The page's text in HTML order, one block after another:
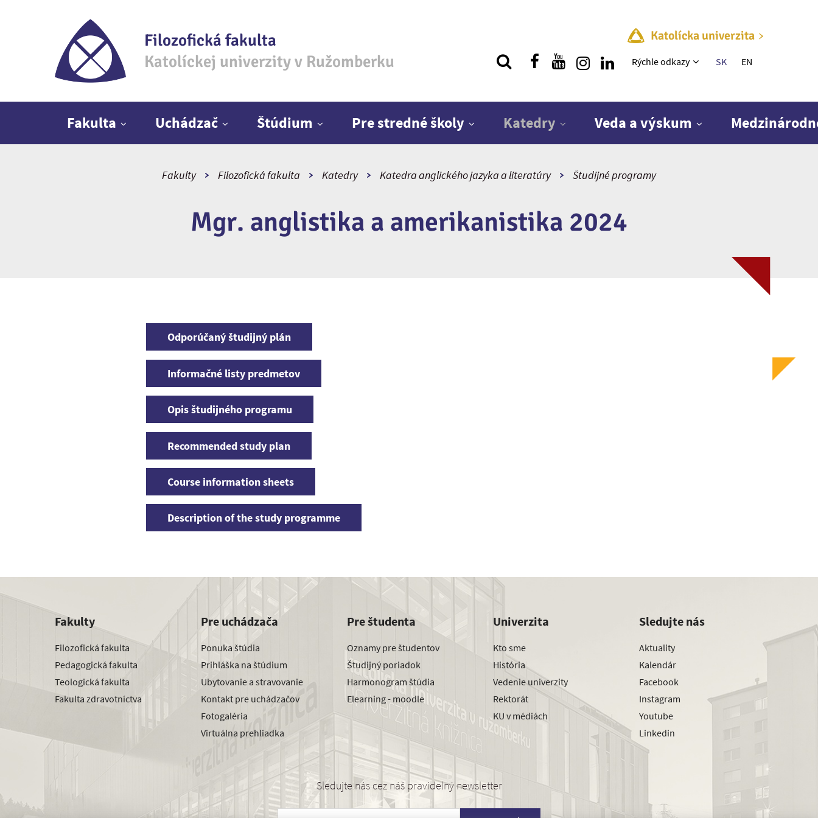
Filozofická fakulta
Katolíckej univerzity v Ružomberku
Katolícka univerzita
Rýchle menu
Rýchle odkazy SK EN
Fakulta Uchádzač Štúdium Pre stredné školy Katedry Veda a výskum
Fakulty Filozofická fakulta Katedry Katedra anglického jazyka a literatúry Študijné programy
Mgr. anglistika a amerikanistika 2024
Odporúčaný študijný plán
Informačné listy predmetov
Opis študijného programu
Recommended study plan
Course information sheets
Description of the study programme
Fakulty
Filozofická fakulta
Pedagogická fakulta
Teologická fakulta
Fakulta zdravotníctva
Pre uchádzača
Ponuka štúdia
Prihláška na štúdium
Ubytovanie a stravovanie
Kontakt pre uchádzačov
Fotogaléria
Virtuálna prehliadka
Pre študenta
Oznamy pre študentov
Študijný poriadok
Harmonogram štúdia
Elearning - moodle
Univerzita
Kto sme
História
Vedenie univerzity
Rektorát
KU v médiách
Sledujte nás
Aktuality
Kalendár
Facebook
Instagram
Youtube
Linkedin
Sledujte nás cez náš pravidelný newsletter